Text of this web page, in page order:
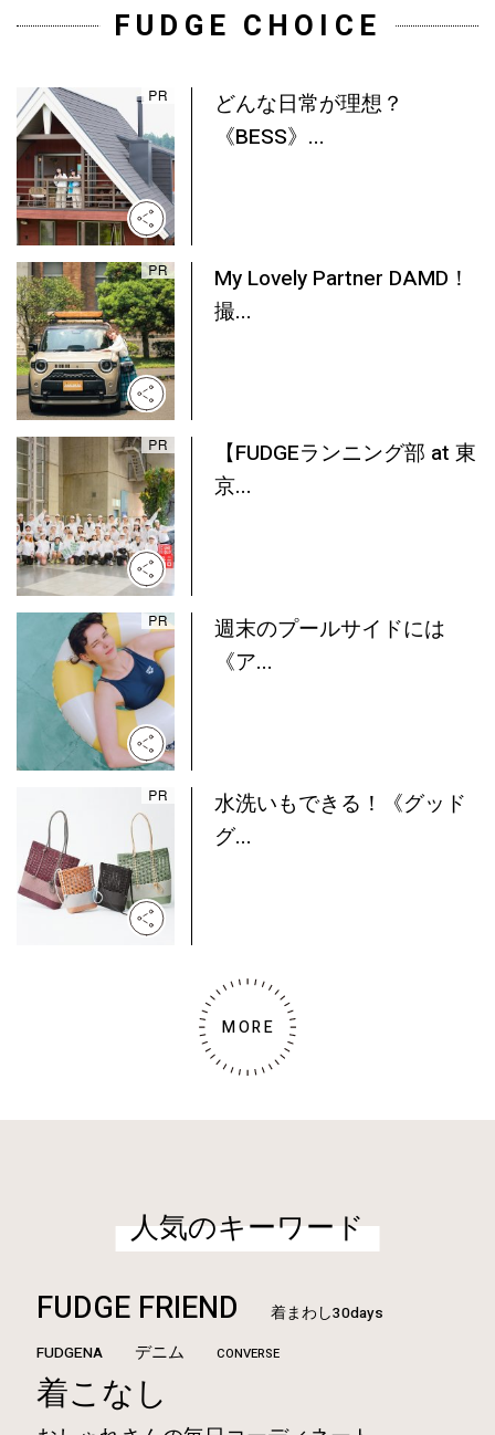
FUDGE CHOICE
どんな日常が理想？
《BESS》...
My Lovely Partner DAMD！
撮...
【FUDGEランニング部 at 東
京...
週末のプールサイドには
《ア...
水洗いもできる！《グッド
グ...
MORE
人気のキーワード
FUDGE FRIEND
着まわし30days
FUDGENA
デニム CONVERSE
着こなし